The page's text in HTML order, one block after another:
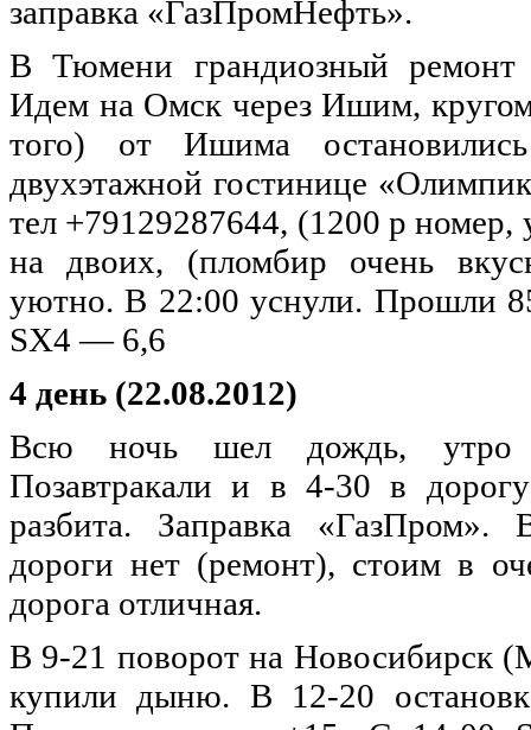
заправка «ГазПромНефть».
В Тюмени грандиозный ремонт
Идем на Омск через Ишим,
того) от Ишима
двухэтажной гостинице
тел +79129287644, (1200 р номер,
на двоих, (пломбир очень
уютно. В 22:00 уснули. Прошли
SX4 — 6,6
4 день (22.08.2012)
Всю ночь шел дождь, утро
Позавтракали и в 4-30 в
разбита. Заправка «ГазПром».
дороги нет (ремонт), стоим в
дорога отличная.
В 9-21 поворот на Новосибирск
купили дыню. В 12-20